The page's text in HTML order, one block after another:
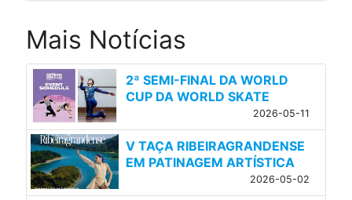
Mais Notícias
2ª SEMI-FINAL DA WORLD
CUP DA WORLD SKATE
2026-05-11
V TAÇA RIBEIRAGRANDENSE
EM PATINAGEM ARTÍSTICA
2026-05-02